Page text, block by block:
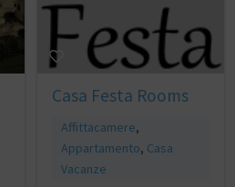
Casa Festa Rooms
Affittacamere,
Appartamento, Casa
Vacanze